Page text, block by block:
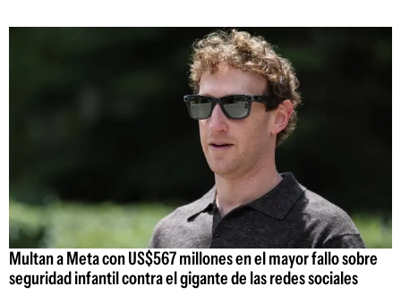
Multan a Meta con US$567 millones en el mayor fallo sobre
seguridad infantil contra el gigante de las redes sociales